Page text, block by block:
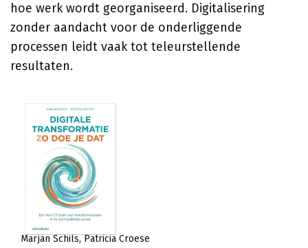
hoe werk wordt georganiseerd. Digitalisering
zonder aandacht voor de onderliggende
processen leidt vaak tot teleurstellende
resultaten.
Marjan Schils Patricia Croese